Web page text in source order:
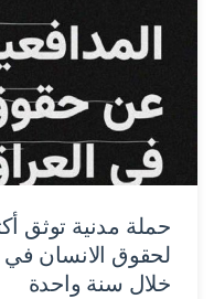
لحقوق الانسان في
خلال سنة واحدة